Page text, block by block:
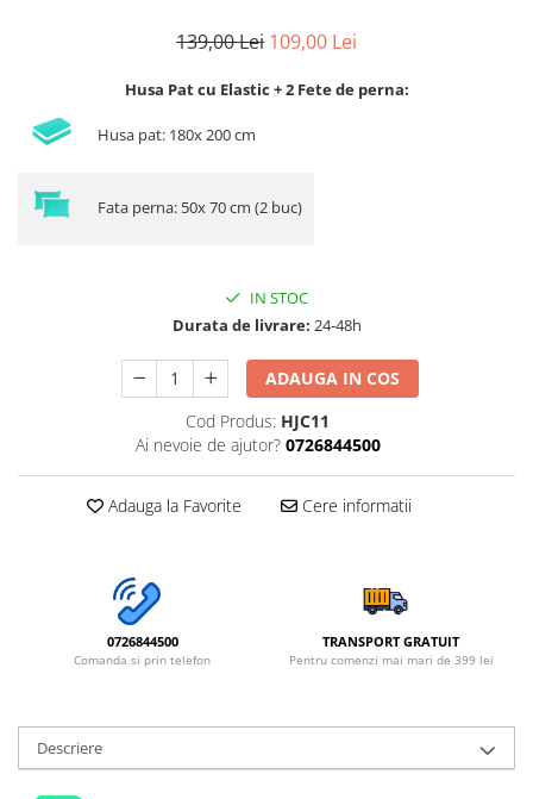
139,00 Lei 109,00 Lei
Husa Pat cu Elastic + 2 Fete de perna:
Husa pat: 180x 200 cm
Fata perna: 50x 70 cm (2 buc)
IN STOC
Durata de livrare: 24-48h
ADAUGA IN COS
Cod Produs: HJC11
Ai nevoie de ajutor? 0726844500
Adauga la Favorite Cere informatii
0726844500
Comanda si prin telefon
TRANSPORT GRATUIT
Pentru comenzi mai mari de 399 lei
Descriere